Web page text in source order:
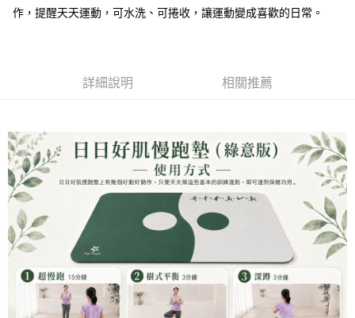
元大商業銀行
永豐商業銀行
Google Pay
AFTEE先享後付
便利好安心！
１．簡單：不需註冊會員、不需綁卡、不需儲值。
２．便利：只要手機號碼，簡訊認證，即可結帳。
３．安心：先確認商品／服務後，再付款。
【「AFTEE先享後付」結帳流程】
１．於結帳方式選擇「AFTEE先享後付」後，將跳轉至「AFTEE先享後付」
結帳頁面，進行簡訊認證並確認金額後，即可完成結帳。
２．訂單成立數日內，您將收到繳費通知簡訊。
３．收到繳費通知簡訊後14天內，點擊此簡訊中的連結，可透過四大超商／
ATM／網路銀行／等多元方式進行付款，方視為交易完成。
※ 請注意：結帳手續完成當下不需立刻繳費，但若您需要取消訂單，請聯絡
購買商品的店家。未經商家同意取消之訂單仍視為有效，需透過AFTEE先享
運送方式
宅配
每筆NT$100，滿NT$999(含以上)免運費
離島宅配(郵局)
每筆NT$100，滿NT$999(含以上)免運費
作，提醒天天運動，可水洗、可捲收，讓運動變成喜歡的日常。
詳細說明 相關推薦